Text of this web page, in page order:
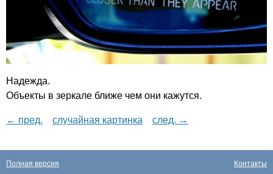
Надежда.
Объекты в зеркале ближе чем они кажутся.
← пред. случайная картинка след. →
Контакты
Полная версия